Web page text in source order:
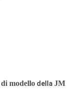
di modellodellaJM